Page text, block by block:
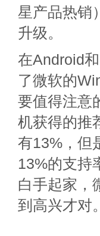
星产品热销
升级。
在Android
了微软的
要值得注意
机获得的推
有13%，但
13%的支持
白手起家，
到高兴才对。